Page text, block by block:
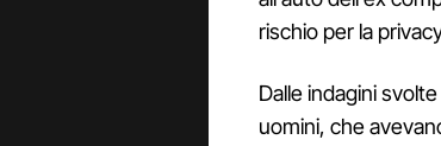
rischio per la
Dalle indagini
uomini, che